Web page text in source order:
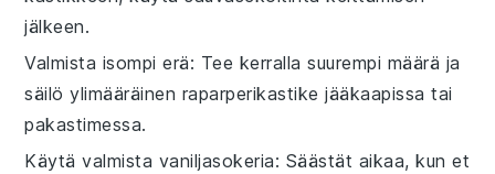
jälkeen.
Valmista isompi erä: Tee kerralla suurempi määrä ja
säilö ylimääräinen raparperikastike jääkaapissa tai
pakastimessa.
Käytä valmista vaniljasokeria: Säästät aikaa, kun et